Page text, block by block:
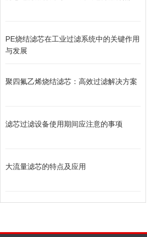
PE烧结滤芯在工业过滤系统中的关键作用
与发展
聚四氟乙烯烧结滤芯：高效过滤解决方案
滤芯过滤设备使用期间应注意的事项
大流量滤芯的特点及应用